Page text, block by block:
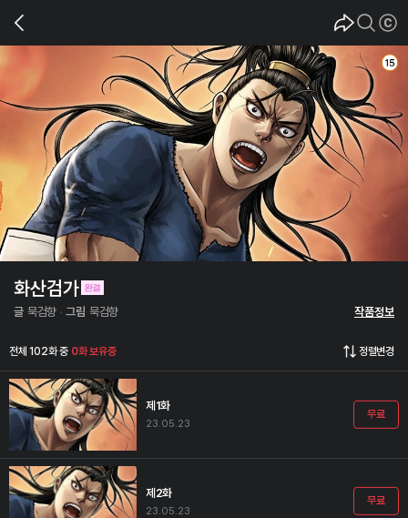
화산검가
글 묵검향 그림 묵검향 작품정보
전체 102화 중 0화 보유중 정렬변경
제1화
23.05.23
무료
제2화
23.05.23
무료